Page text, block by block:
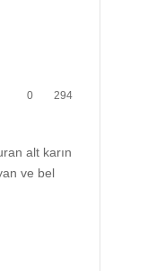
0 294
alt karın
ve bel